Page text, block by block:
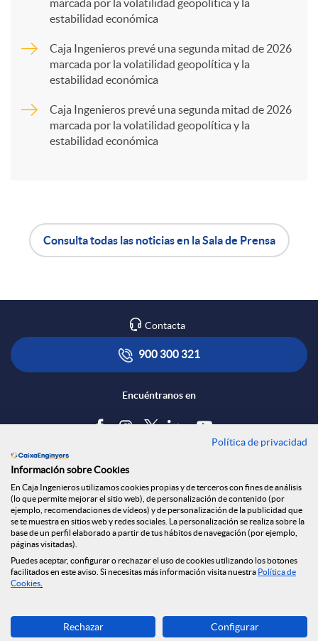
R
e
s
S
o
c
marcada por la volatilidad geopolítica y la
estabilidad económica
Caja Ingenieros prevé una segunda mitad de 2026
marcada por la volatilidad geopolítica y la
estabilidad económica
Caja Ingenieros prevé una segunda mitad de 2026
marcada por la volatilidad geopolítica y la
estabilidad económica
A
p
l
a
c
i
o
o
t
s
a
l
a
Consulta todas las noticias en la Sala de Prensa
Contacta
900 300 321
Encuéntranos en
Tablón de anuncios
Política de cookies
Aviso legal
Seguridad Online
Privacidad
Canal denuncias
Descarga ahora
Banca MOBILE
Política de privacidad
Información sobre Cookies
En Caja Ingenieros utilizamos cookies propias y de terceros con fines de análisis
(lo que permite mejorar el sitio web), de personalización de contenido (por
ejemplo, recomendaciones de vídeos) y de personalización de la publicidad que
se te muestra en sitios web y redes sociales. La personalización se realiza sobre la
base de un perfil elaborado a partir de tus hábitos de navegación (por ejemplo,
páginas visitadas).
Puedes aceptar, configurar o rechazar el uso de cookies utilizando los botones
facilitados en este aviso. Si necesitas más información visita nuestra Política de
Cookies
Rechazar Configurar